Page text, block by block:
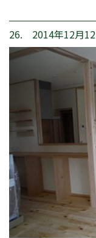
26. 2014年12月